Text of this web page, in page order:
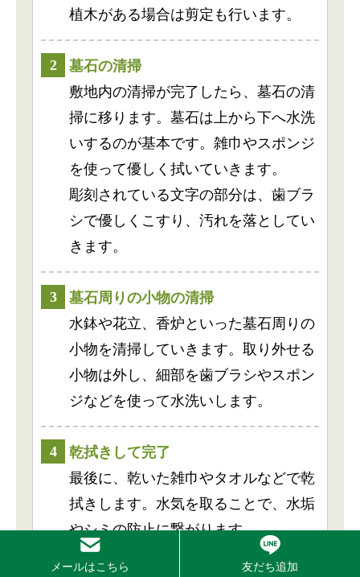
植木がある場合は剪定も行います。
2
墓石の清掃
敷地内の清掃が完了したら、墓石の清
掃に移ります。墓石は上から下へ水洗
いするのが基本です。雑巾やスポンジ
を使って優しく拭いていきます。
彫刻されている文字の部分は、歯ブラ
シで優しくこすり、汚れを落としてい
きます。
3
墓石周りの小物の清掃
水鉢や花立、香炉といった墓石周りの
小物を清掃していきます。取り外せる
小物は外し、細部を歯ブラシやスポン
ジなどを使って水洗いします。
4
乾拭きして完了
最後に、乾いた雑巾やタオルなどで乾
拭きします。水気を取ることで、水垢
やシミの防止に繋がります。
メールはこちら 友だち追加